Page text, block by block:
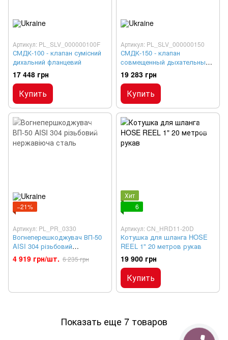
Артикул: PL_SLV_000000100F
СМДК-100 - клапан сумісний
дихальний фланцевий
17 448 грн
Купить
Артикул: PL_SLV_000000150
СМДК-150 - клапан
cовмещенный дыхательный
фланцевый
19 283 грн
Купить
−21%
Артикул: PL_PR_0330
Вогнеперешкоджувач ВП-50
AISI 304 різьбовий
нержавіюча сталь
4 919 грн/шт. 6 235 грн
Хит
6
Артикул: CN_HRD11-20D
Котушка для шланга HOSE
REEL 1" 20 метров рукав
19 900 грн
Купить
Показать еще 7 товаров